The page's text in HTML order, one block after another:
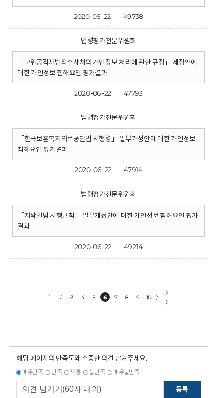
2020-06-22 49738
법령평가전문위원회
「고위공직자범죄수사처의 개인정보 처리에 관한 규정」 제정안에
대한 개인정보 침해요인 평가결과
2020-06-22 47793
법령평가전문위원회
「한국보훈복지의료공단법 시행령」 일부개정안에 대한 개인정보
침해요인 평가결과
2020-06-22 47914
법령평가전문위원회
「저작권법 시행규칙」 일부개정안에 대한 개인정보 침해요인 평가
결과
2020-06-22 49214
1 2 3 4 5 6 7 8 9 10 〉
〉
〉
해당 페이지의 만족도와 소중한 의견 남겨주세요.
매우만족 만족 보통 불만족 매우불만족
등록